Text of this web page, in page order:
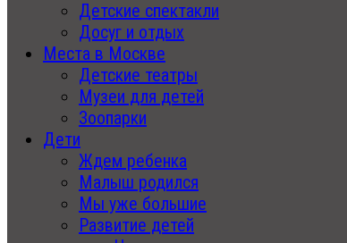
Детские спектакли
Досуг и отдых
Места в Москве
Детские театры
Музеи для детей
Зоопарки
Дети
Ждем ребенка
Малыш родился
Мы уже большие
Развитие детей